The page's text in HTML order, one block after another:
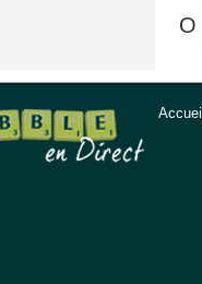
O
Accueil